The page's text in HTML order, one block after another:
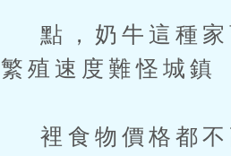
點，奶牛這種家
繁殖速度難怪城鎮
裡食物價格都不